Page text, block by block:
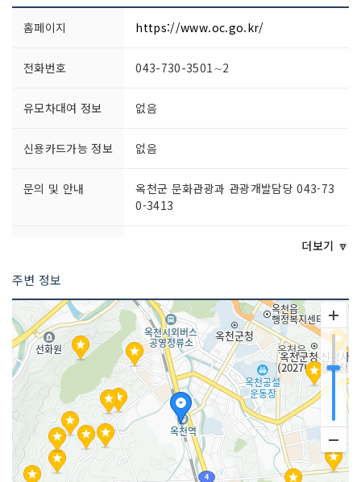
홈페이지 https://www.oc.go.kr/
전화번호 043-730-3501∼2
유모차대여 정보 없음
신용카드가능 정보 없음
문의 및 안내
옥천군 문화관광과 관광개발담당 043-73
0-3413
쉬는날
입장료 무료
이용시간 상시 개방
더보기 🔽
주변 정보